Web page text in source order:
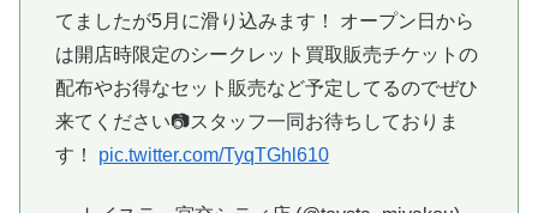
てましたが5月に滑り込みます！ オープン日から
は開店時限定のシークレット買取販売チケットの
配布やお得なセット販売など予定してるのでぜひ
来てください📷スタッフ一同お待ちしておりま
す！ pic.twitter.com/TyqTGhl610